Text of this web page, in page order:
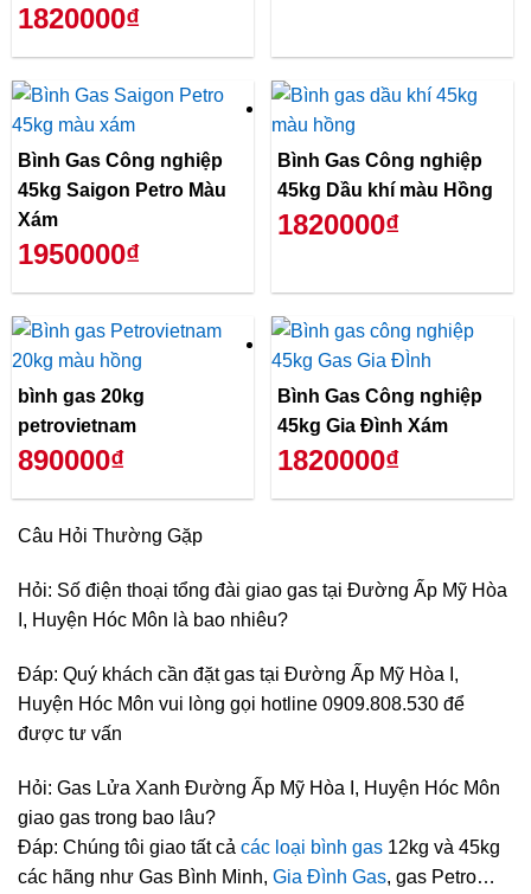
1820000₫
Bình Gas Công nghiệp
45kg Saigon Petro Màu
Xám
1950000₫
Bình Gas Công nghiệp
45kg Dầu khí màu Hồng
1820000₫
bình gas 20kg
petrovietnam
890000₫
Bình Gas Công nghiệp
45kg Gia Đình Xám
1820000₫
Câu Hỏi Thường Gặp
Hỏi: Số điện thoại tổng đài giao gas tại Đường Ấp Mỹ Hòa
I, Huyện Hóc Môn là bao nhiêu?
Đáp: Quý khách cần đặt gas tại Đường Ấp Mỹ Hòa I,
Huyện Hóc Môn vui lòng gọi hotline 0909.808.530 để
được tư vấn
Hỏi: Gas Lửa Xanh Đường Ấp Mỹ Hòa I, Huyện Hóc Môn
giao gas trong bao lâu?
Đáp: Chúng tôi giao tất cả các loại bình gas 12kg và 45kg
các hãng như Gas Bình Minh, Gia Đình Gas, gas Petro…